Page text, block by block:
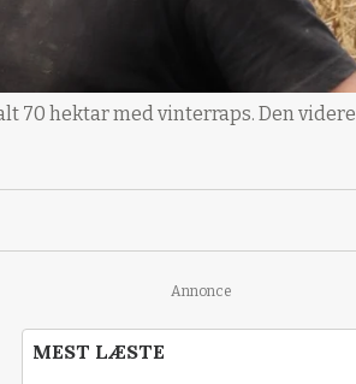
70 hektar med vinterraps. Den videre
Annonce
MEST LÆSTE